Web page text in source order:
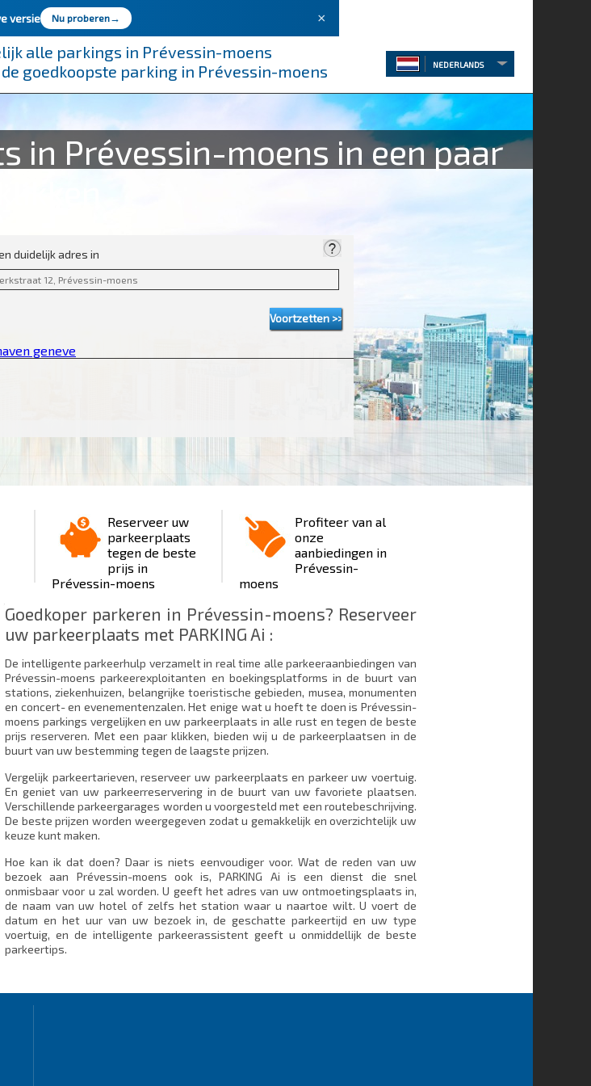
versie Nu proberen→ ×
alle parkings in Prévessin-moens
goedkoopste parking in Prévessin-moens
NEDERLANDS
in Prévessin-moens in een paar
duidelijk adres in
geneve
Reserveer uw
parkeerplaats
tegen de beste
prijs in
Prévessin-moens
Profiteer van al
onze
aanbiedingen in
Prévessin-
moens
Goedkoper parkeren in Prévessin-moens? Reserveer
uw parkeerplaats met PARKING Ai :
De intelligente parkeerhulp verzamelt in real time alle parkeeraanbiedingen van
Prévessin-moens parkeerexploitanten en boekingsplatforms in de buurt van
stations, ziekenhuizen, belangrijke toeristische gebieden, musea, monumenten
en concert- en evenementenzalen. Het enige wat u hoeft te doen is Prévessin-
moens parkings vergelijken en uw parkeerplaats in alle rust en tegen de beste
prijs reserveren. Met een paar klikken, bieden wij u de parkeerplaatsen in de
buurt van uw bestemming tegen de laagste prijzen.
Vergelijk parkeertarieven, reserveer uw parkeerplaats en parkeer uw voertuig.
En geniet van uw parkeerreservering in de buurt van uw favoriete plaatsen.
Verschillende parkeergarages worden u voorgesteld met een routebeschrijving.
De beste prijzen worden weergegeven zodat u gemakkelijk en overzichtelijk uw
keuze kunt maken.
Hoe kan ik dat doen? Daar is niets eenvoudiger voor. Wat de reden van uw
bezoek aan Prévessin-moens ook is, PARKING Ai is een dienst die snel
onmisbaar voor u zal worden. U geeft het adres van uw ontmoetingsplaats in,
de naam van uw hotel of zelfs het station waar u naartoe wilt. U voert de
datum en het uur van uw bezoek in, de geschatte parkeertijd en uw type
voertuig, en de intelligente parkeerassistent geeft u onmiddellijk de beste
parkeertips.